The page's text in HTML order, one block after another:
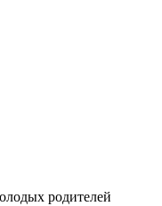
родителей